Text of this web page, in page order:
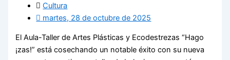
Cultura
martes, 28 de octubre de 2025
El Aula-Taller de Artes Plásticas y Ecodestrezas “Hago
¡zas!” está cosechando un notable éxito con su nueva